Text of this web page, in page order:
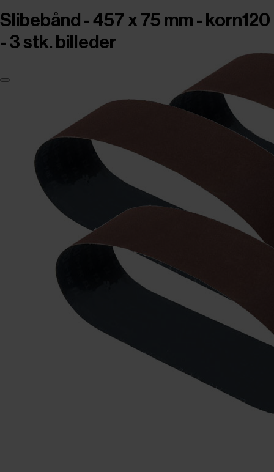
Slibebånd - 457 x 75 mm - korn120
- 3 stk. billeder